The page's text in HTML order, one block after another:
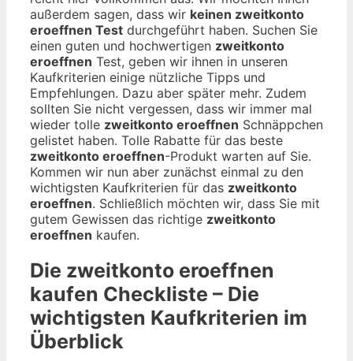
außerdem sagen, dass wir keinen zweitkonto
eroeffnen Test durchgeführt haben. Suchen Sie
einen guten und hochwertigen zweitkonto
eroeffnen Test, geben wir ihnen in unseren
Kaufkriterien einige nützliche Tipps und
Empfehlungen. Dazu aber später mehr. Zudem
sollten Sie nicht vergessen, dass wir immer mal
wieder tolle zweitkonto eroeffnen Schnäppchen
gelistet haben. Tolle Rabatte für das beste
zweitkonto eroeffnen-Produkt warten auf Sie.
Kommen wir nun aber zunächst einmal zu den
wichtigsten Kaufkriterien für das zweitkonto
eroeffnen. Schließlich möchten wir, dass Sie mit
gutem Gewissen das richtige zweitkonto
eroeffnen kaufen.
Die zweitkonto eroeffnen
kaufen Checkliste – Die
wichtigsten Kaufkriterien im
Überblick